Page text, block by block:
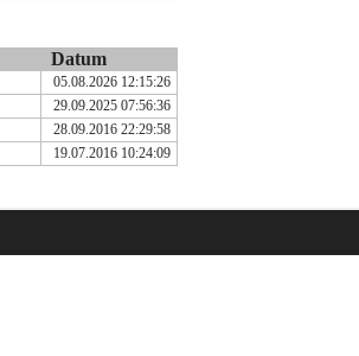
Datum
05.08.2026 12:15:26
29.09.2025 07:56:36
28.09.2016 22:29:58
19.07.2016 10:24:09